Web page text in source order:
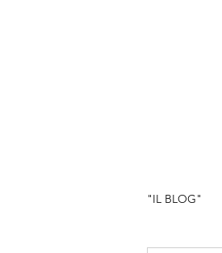
"IL BLOG"